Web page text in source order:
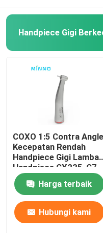
Handpiece Gigi
COXO 1:5 Contra Angle
Kecepatan Rendah
Handpiece Gigi Lambat
Handpiece CX235-C7-
4
Harga terbaik
Hubungi kami